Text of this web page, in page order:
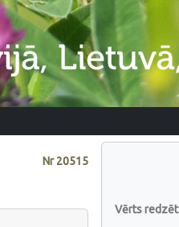
Nr20515
Vērts redzēt